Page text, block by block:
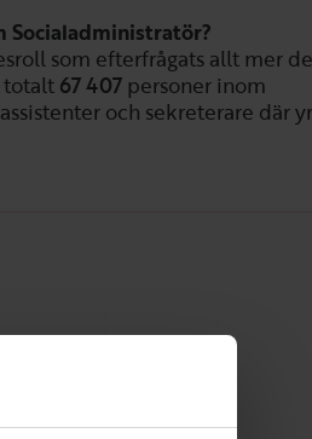
Socialadministratör?
som efterfrågats allt mer de
totalt 67 407 personer inom
och sekreterare där